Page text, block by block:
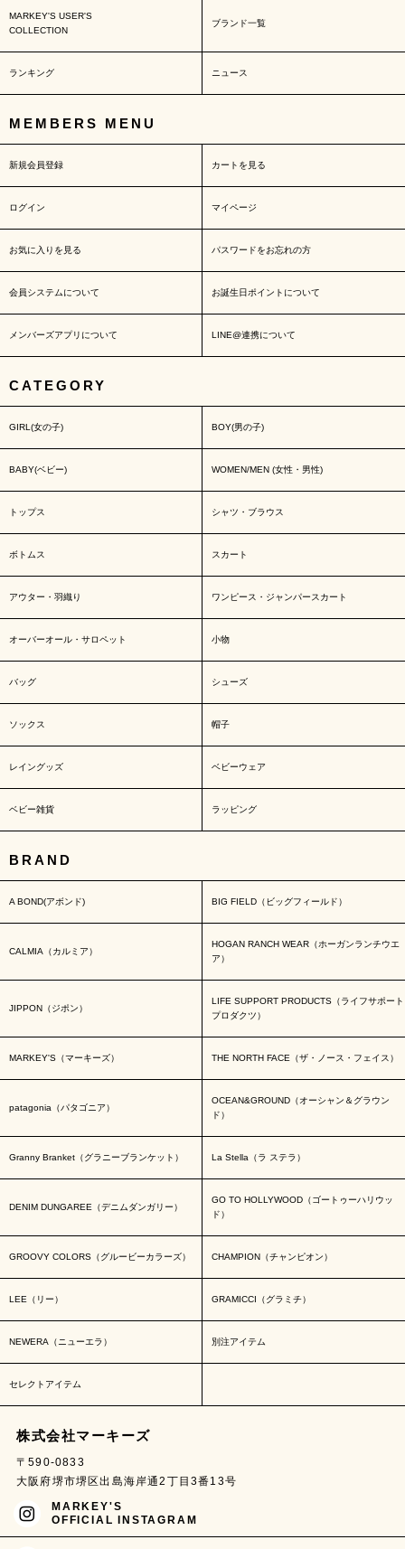
MARKEY'S USER'S
COLLECTION
ブランド一覧
ランキング ニュース
MEMBERS MENU
新規会員登録 カートを見る
ログイン マイページ
お気に入りを見る パスワードをお忘れの方
会員システムについて お誕生日ポイントについて
メンバーズアプリについて LINE@連携について
CATEGORY
GIRL(女の子) BOY(男の子)
BABY(ベビー) WOMEN/MEN (女性・男性)
トップス シャツ・ブラウス
ボトムス スカート
アウター・羽織り ワンピース・ジャンパースカート
オーバーオール・サロペット 小物
バッグ シューズ
ソックス 帽子
レイングッズ ベビーウェア
ベビー雑貨 ラッピング
BRAND
A BOND(アボンド) BIG FIELD（ビッグフィールド）
CALMIA（カルミア）
HOGAN RANCH WEAR（ホーガンランチウエ
ア）
JIPPON（ジポン）
LIFE SUPPORT PRODUCTS（ライフサポート
プロダクツ）
MARKEY'S（マーキーズ） THE NORTH FACE（ザ・ノース・フェイス）
patagonia（パタゴニア）
OCEAN&GROUND（オーシャン＆グラウン
ド）
Granny Branket（グラニーブランケット） La Stella（ラ ステラ）
DENIM DUNGAREE（デニムダンガリー）
GO TO HOLLYWOOD（ゴートゥーハリウッ
ド）
GROOVY COLORS（グルービーカラーズ） CHAMPION（チャンピオン）
LEE（リー） GRAMICCI（グラミチ）
NEWERA（ニューエラ） 別注アイテム
セレクトアイテム
株式会社マーキーズ
〒590-0833
大阪府堺市堺区出島海岸通2丁目3番13号
MARKEY'S
OFFICIAL INSTAGRAM